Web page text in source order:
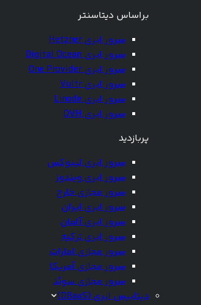
براساس دیتاسنتر
سرور ابری Hetzner
سرور ابری Digital Ocean
سرور ابری One Provider
سرور ابری Vultr
سرور ابری Linode
سرور ابری OVH
پربازدید
سرور ابری لینوکس
سرور ابری ویندوز
سرور مجازی خارج
سرور ابری ایران
سرور ابری آلمان
سرور ابری ترکیه
سرور مجازی امارات
سرور مجازی آمریکا
سرور مجازی سوئد
دیتابیس ابری (DBaaS)